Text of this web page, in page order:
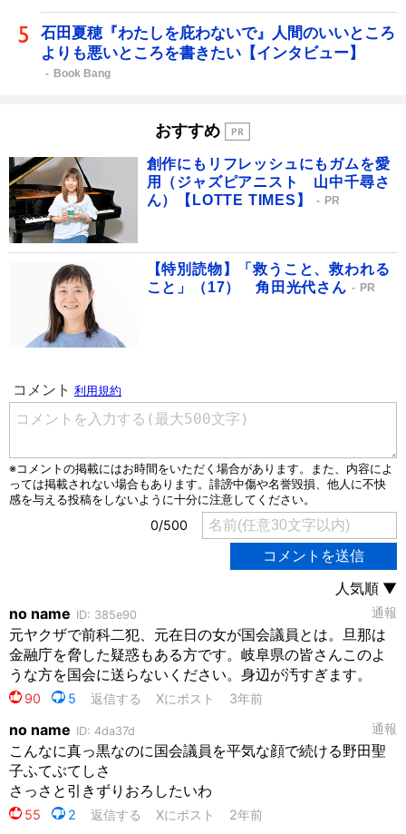
石田夏穂『わたしを庇わないで』人間のいいところ
よりも悪いところを書きたい【インタビュー】
Book Bang
おすすめ
創作にもリフレッシュにもガムを愛
用（ジャズピアニスト 山中千尋さ
ん）【LOTTE TIMES】
PR
【特別読物】「救うこと、救われる
こと」（17） 角田光代さん
PR